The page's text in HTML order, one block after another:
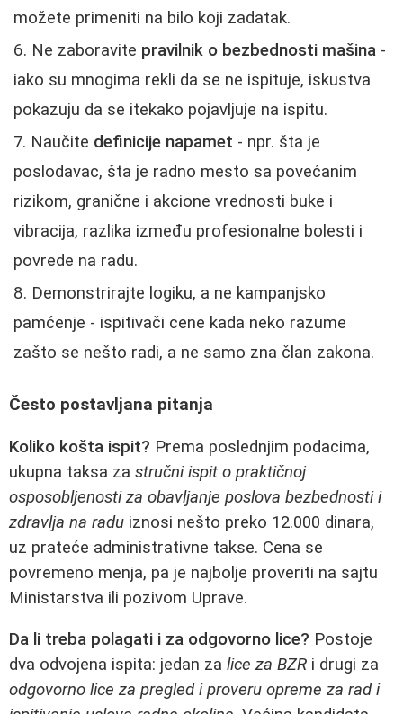
možete primeniti na bilo koji zadatak.
Ne zaboravite pravilnik o bezbednosti mašina -
iako su mnogima rekli da se ne ispituje, iskustva
pokazuju da se itekako pojavljuje na ispitu.
Naučite definicije napamet - npr. šta je
poslodavac, šta je radno mesto sa povećanim
rizikom, granične i akcione vrednosti buke i
vibracija, razlika između profesionalne bolesti i
povrede na radu.
Demonstrirajte logiku, a ne kampanjsko
pamćenje - ispitivači cene kada neko razume
zašto se nešto radi, a ne samo zna član zakona.
Često postavljana pitanja
Koliko košta ispit? Prema poslednjim podacima,
ukupna taksa za stručni ispit o praktičnoj
osposobljenosti za obavljanje poslova bezbednosti i
zdravlja na radu iznosi nešto preko 12.000 dinara,
uz prateće administrativne takse. Cena se
povremeno menja, pa je najbolje proveriti na sajtu
Ministarstva ili pozivom Uprave.
Da li treba polagati i za odgovorno lice? Postoje
dva odvojena ispita: jedan za lice za BZR i drugi za
odgovorno lice za pregled i proveru opreme za rad i